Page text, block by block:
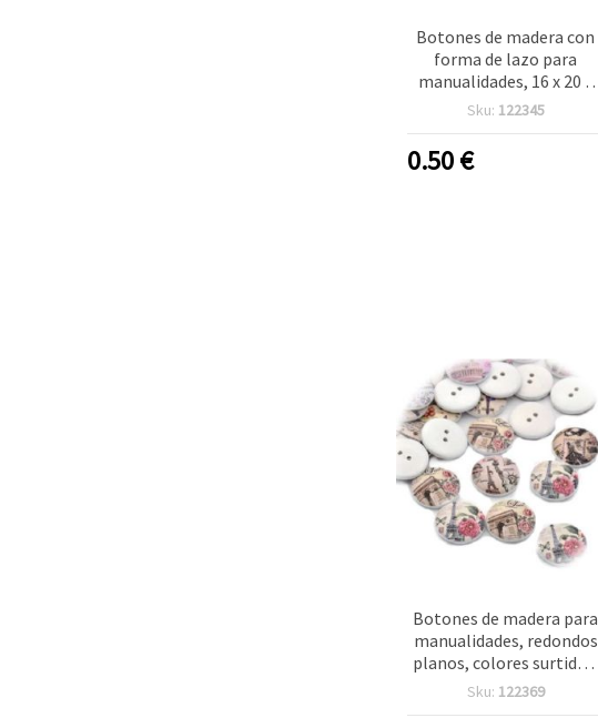
Botones de madera con
forma de lazo para
manualidades, 16 x 20 x
2,5 mm, agujero de 1,5
Sku: 122345
0.50€
Botones de madera para
manualidades, redondos
planos, colores surtidos,
20 x 4 mm, agujero: 2 mm,
Sku: 122369